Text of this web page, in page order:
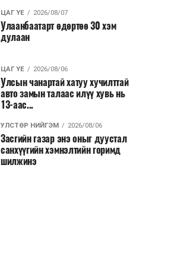
ЦАГ ҮЕ 2026/08/07
Улаанбаатарт өдөртөө 30 хэм
дулаан
ЦАГ ҮЕ 2026/08/06
Улсын чанартай хатуу хучилттай
авто замын талаас илүү хувь нь
13-аас...
УЛСТӨР НИЙГЭМ 2026/08/06
Засгийн газар энэ оныг дуустал
санхүүгийн хэмнэлтийн горимд
шилжинэ